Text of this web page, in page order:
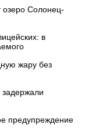
озеро Солонец-
в
жару без
предупреждение